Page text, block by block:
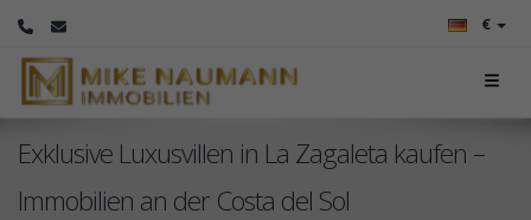
€
Exklusive Luxusvillen in La Zagaleta kaufen –
Immobilien an der Costa del Sol